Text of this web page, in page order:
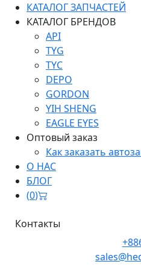
КАТАЛОГ ЗАПЧАСТЕЙ
КАТАЛОГ БРЕНДОВ
API
TYG
TYC
DEPO
GORDON
YIH SHENG
EAGLE EYES
Оптовый заказ
Как заказать
О НАС
БЛОГ
(0)
Контакты